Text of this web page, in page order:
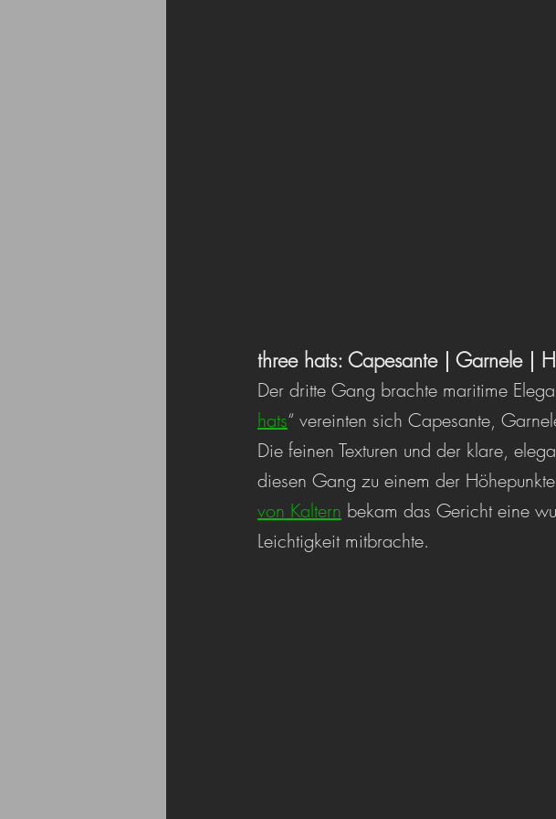
three hats: Capesante | Garnele |
Der dritte Gang brachte maritime
hats“ vereinten sich Capesante,
Die feinen Texturen und der klare,
diesen Gang zu einem der
von Kaltern bekam das Gericht eine
Leichtigkeit mitbrachte.